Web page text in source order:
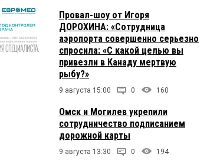
Провал-шоу от Игоря
ДОРОХИНА: «Сотрудница
аэропорта совершенно серьезно
спросила: «С какой целью вы
привезли в Канаду мертвую
рыбу?»
9 августа 15:00 0 160
Омск и Могилев укрепили
сотрудничество подписанием
дорожной карты
9 августа 13:30 0 194